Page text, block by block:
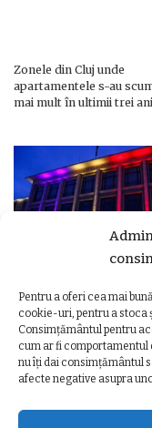
Pentru a oferi cea mai
cookie-uri, pentru a stoca
Consimțământul pentru
cum ar fi comportamentul
nu îți dai consimțământul
afecte negative asupra
Zonele din Cluj unde
apartamentele s-au
mai mult în ultimii trei ani
Ziua Unirii Principatelor
– Clădiri și poduri din
iluminate în culorile